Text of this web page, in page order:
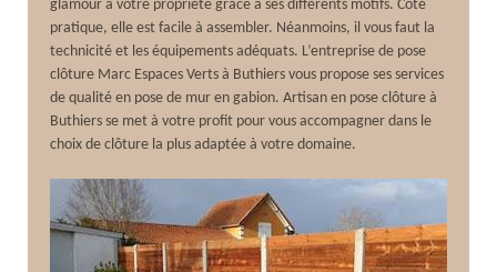
glamour à votre propriété grâce à ses différents motifs. Côté
pratique, elle est facile à assembler. Néanmoins, il vous faut la
technicité et les équipements adéquats. L’entreprise de pose
clôture Marc Espaces Verts à Buthiers vous propose ses services
de qualité en pose de mur en gabion. Artisan en pose clôture à
Buthiers se met à votre profit pour vous accompagner dans le
choix de clôture la plus adaptée à votre domaine.